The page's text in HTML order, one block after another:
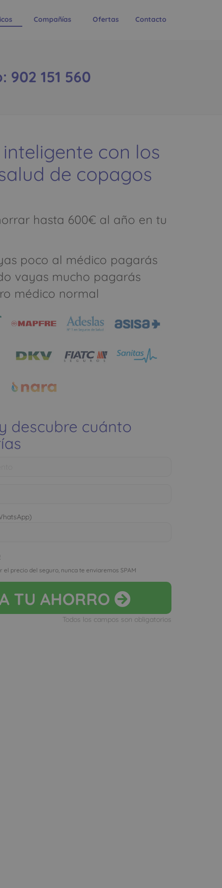
Compañías Ofertas Contacto
151 560
con los
de copagos
hasta 600€ al año en tu
poco al médico pagarás
vayas mucho pagarás
médico normal
descubre cuánto
precio del seguro, nunca te enviaremos SPAM
TU AHORRO
Todos los campos son obligatorios